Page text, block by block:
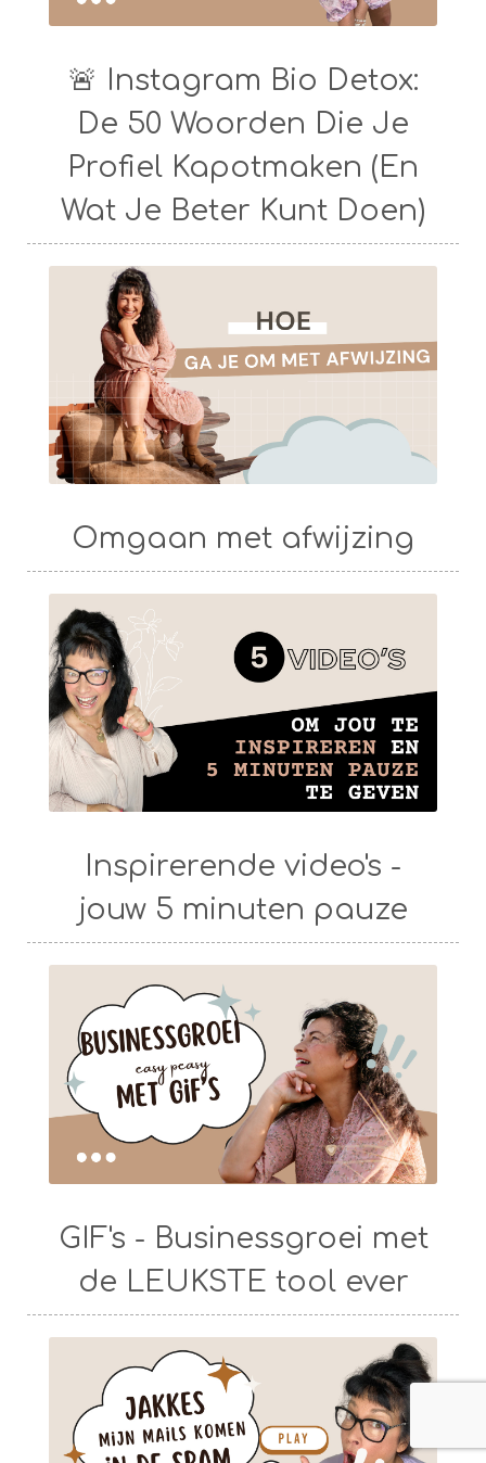
🚨 Instagram Bio Detox:
De 50 Woorden Die Je
Profiel Kapotmaken (En
Wat Je Beter Kunt Doen)
Omgaan met afwijzing
Inspirerende video's -
jouw 5 minuten pauze
GIF's - Businessgroei met
de LEUKSTE tool ever